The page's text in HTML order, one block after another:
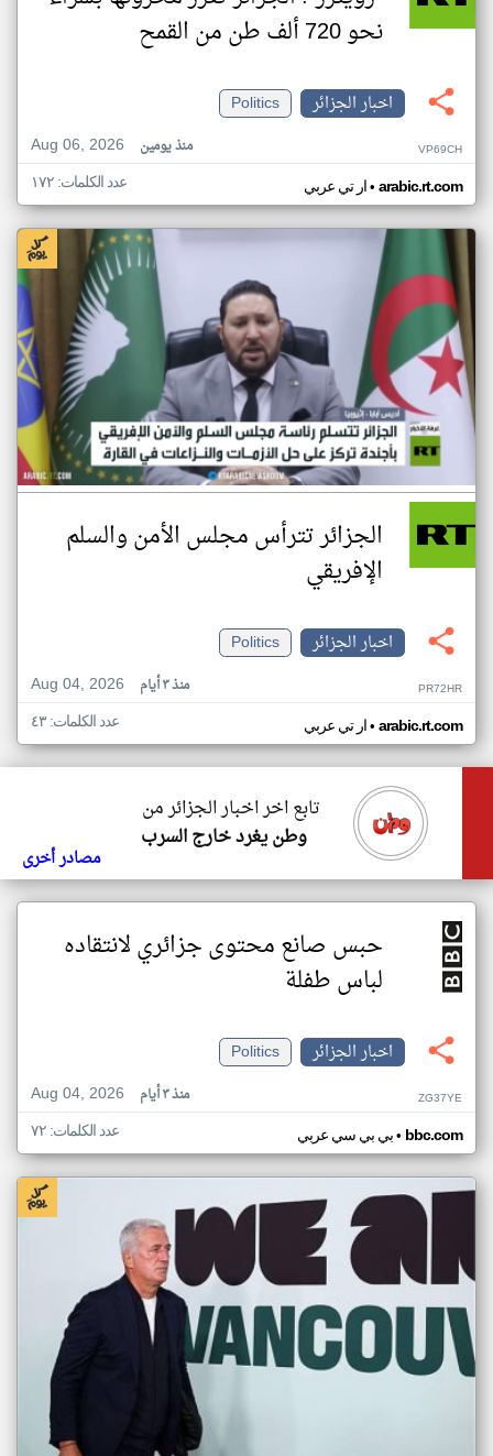
نحو 720 ألف طن من القمح
اخبار الجزائر
Politics
Aug 06, 2026
منذ يومين VP69CH
ار تي عربي• arabic.rt.com عدد الكلمات: ١٧٢
الجزائر تترأس مجلس الأمن والسلم
الإفريقي
اخبار الجزائر
Politics
Aug 04, 2026
منذ ٣ أيام PR72HR
ار تي عربي• arabic.rt.com عدد الكلمات: ٤٣
تابع اخر اخبار الجزائر من
وطن يغرد خارج السرب
مصادر أخرى
حبس صانع محتوى جزائري لانتقاده
لباس طفلة
اخبار الجزائر
Politics
Aug 04, 2026
منذ ٣ أيام ZG37YE
بي بي سي عربي• bbc.com عدد الكلمات: ٧٢